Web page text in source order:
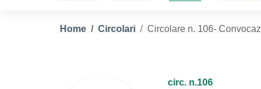
Home Circolari Circolare n. 106-
circ. n.106